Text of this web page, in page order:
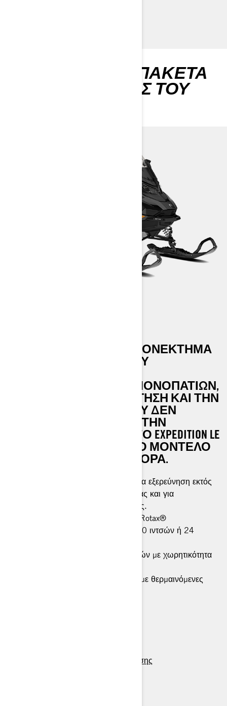
ΕΞΕΡΕΥΝΉΣΤΕ ΠΑΚΈΤΑ
& ΠΡΟΔΙΑΓΡΑΦΈΣ ΤΟΥ
ΠΡΟΣΦΈΡΕΙ ΚΆΘΕ ΠΛΕΟΝΈΚΤΗΜΑ
ΓΙΑ ΤΟΥΣ ΟΔΗΓΟΎΣ ΠΟΥ
ΕΞΕΡΕΎΝΗΣΗ ΕΚΤΌΣ ΜΟΝΟΠΑΤΙΏΝ,
ΤΗΝ ΚΟΡΥΦΑΊΑ ΠΕΡΙΉΓΗΣΗ ΚΑΙ ΤΗΝ
ΜΙΑ ΣΥΜΠΕΡΙΦΟΡΆ ΠΟΥ ΔΕΝ
ΓΝΩΡΊΖΕΙ ΌΡΙΑ. ΤΏΡΑ ΣΤΗΝ
ΠΛΑΤΦΌΡΜΑ REV GEN5, ΤΟ EXPEDITION LE
ΕΊΝΑΙ ΤΟ ΠΙΟ ΕΥΈΛΙΚΤΟ ΜΟΝΤΈΛΟ
ΠΟΥ ΥΠΆΡΧΕΙ ΣΤΗΝ ΑΓΟΡΆ.
Ένα crossover σπορ όχημα ικανό για εξερεύνηση εκτός
μονοπατιών, για βόλτες εντός πίστας και για
ευκολότερες, πιο ευχάριστες ημέρες.
Διατίθενται δύο επιλογές κινητήρα Rotax®
Διατίθεται με επιλογές διαδρομής 20 ιντσών ή 24
Πλάκα Multi-LinQ πλάτους 20 ιντσών με χωρητικότητα
Αφαιρούμενο κάθισμα συνοδηγού με θερμαινόμενες
> Ζητήστε προσφορά / δοκιμή οδήγησης